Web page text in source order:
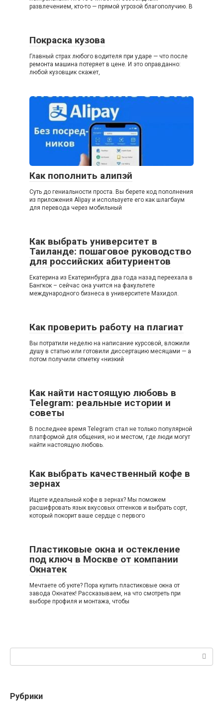
развлечением, кто-то — прямой угрозой благополучию. В
Покраска кузова
Главный страх любого водителя при ударе — что после
ремонта машина потеряет в цене. И это оправданно:
любой кузовщик скажет,
Как пополнить алипэй
Суть до гениальности проста. Вы берете код пополнения
из приложения Alipay и используете его как шлагбаум
для перевода через мобильный
Как выбрать университет в
Таиланде: пошаговое руководство
для российских абитуриентов
Екатерина из Екатеринбурга два года назад переехала в
Бангкок – сейчас она учится на факультете
международного бизнеса в университете Махидол.
Как проверить работу на плагиат
Вы потратили неделю на написание курсовой, вложили
душу в статью или готовили диссертацию месяцами — а
потом получили отметку «низкий
Как найти настоящую любовь в
Telegram: реальные истории и
советы
В последнее время Telegram стал не только популярной
платформой для общения, но и местом, где люди могут
найти настоящую любовь.
Как выбрать качественный кофе в
зернах
Ищете идеальный кофе в зернах? Мы поможем
расшифровать язык вкусовых оттенков и выбрать сорт,
который покорит ваше сердце с первого
Пластиковые окна и остекление
под ключ в Москве от компании
Окнатек
Мечтаете об уюте? Пора купить пластиковые окна от
завода Окнатек! Рассказываем, на что смотреть при
выборе профиля и монтажа, чтобы
Рубрики